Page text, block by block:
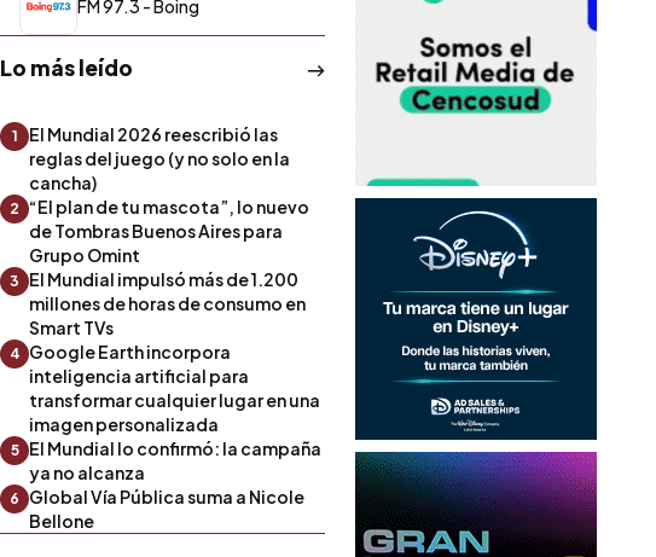
FM 97.3 - Boing
Lo más leído
1
El Mundial 2026 reescribió las
reglas del juego (y no solo en la
cancha)
2
“El plan de tu mascota”, lo nuevo
de Tombras Buenos Aires para
Grupo Omint
3
El Mundial impulsó más de 1.200
millones de horas de consumo en
Smart TVs
4 Google Earth incorpora
inteligencia artificial para
transformar cualquier lugar en una
imagen personalizada
5
El Mundial lo confirmó: la campaña
ya no alcanza
6
Global Vía Pública suma a Nicole
Bellone